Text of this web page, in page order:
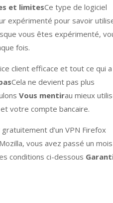
et limitesCe type de logiciel
expérimenté pour savoir
vous êtes expérimenté,
fois.
client efficace et tout ce qui a
Cela ne devient pas plus
Vous mentirau mieux
votre compte bancaire.
d’un VPN Firefox
vous avez passé un mois
conditions ci-dessous